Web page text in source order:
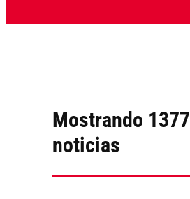
Mostrando 1377
noticias